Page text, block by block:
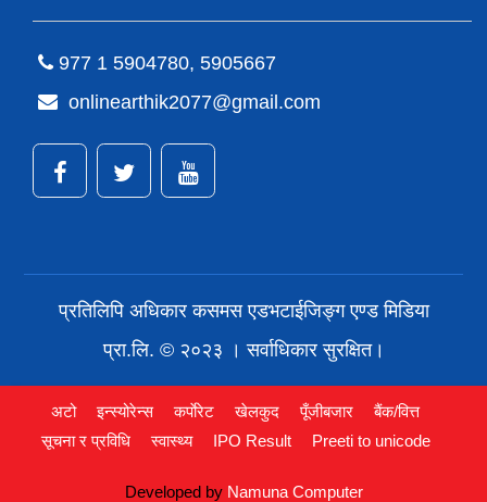
977 1 5904780, 5905667
onlinearthik2077@gmail.com
प्रतिलिपि अधिकार कसमस एडभटाईजिङ्ग एण्ड मिडिया
प्रा.लि. © २०२३ । सर्वाधिकार सुरक्षित।
अटो इन्स्योरेन्स कर्पाेरेट खेलकुद पूँजीबजार
बैंक/वित्त
सूचना र प्रविधि
स्वास्थ्य IPO Result Preeti to unicode
Developed by Namuna Computer